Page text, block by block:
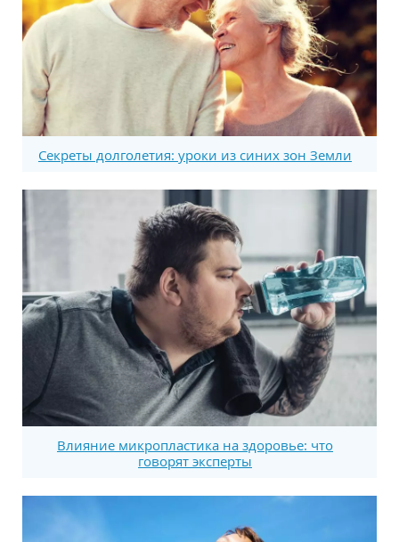
Секреты долголетия: уроки из синих зон Земли
Влияние микропластика на здоровье: что
говорят эксперты